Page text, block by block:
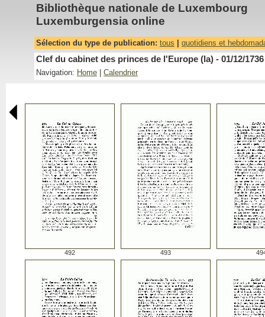
Bibliothèque nationale de Luxembourg
Luxemburgensia online
Sélection du type de publication: tous quotidiens et
Clef du cabinet des princes de l'Europe (la) - 01/12/1736
Navigation: Home Calendrier
492 493